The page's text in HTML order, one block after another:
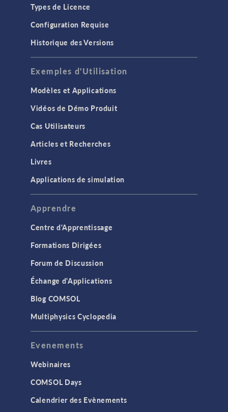
Types de Licence
Configuration Requise
Historique des Versions
Exemples d'Utilisation
Modèles et Applications
Vidéos de Démo Produit
Cas Utilisateurs
Articles et Recherches
Livres
Applications de simulation
Apprendre
Centre d'Apprentissage
Formations Dirigées
Forum de Discussion
Échange d'Applications
Blog COMSOL
Multiphysics Cyclopedia
Evenements
Webinaires
COMSOL Days
Calendrier des Evènements